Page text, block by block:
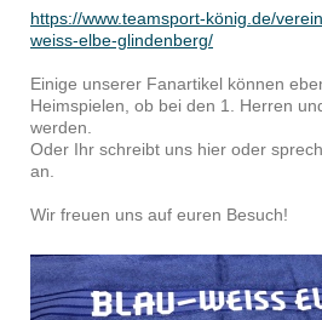
https://www.teamsport-könig.de/
weiss-elbe-glindenberg/
Einige unserer Fanartikel können
Heimspielen, ob bei den 1. Herren
werden.
Oder Ihr schreibt uns hier oder
an.
Wir freuen uns auf euren Besuch!